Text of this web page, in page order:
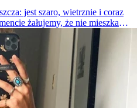
jest szaro, wietrznie i coraz
żałujemy, że nie mieszkamy
dni temperatura będzie się
jeszcze jeden powód, dla